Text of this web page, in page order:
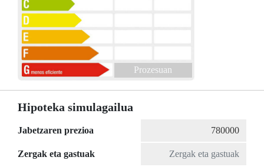
Prozesuan
Hipoteka simulagailua
Jabetzaren prezioa
Zergak eta gastuak